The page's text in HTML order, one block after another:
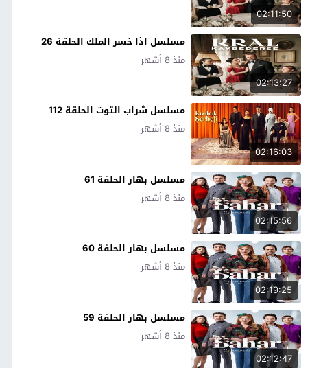
02:11:50
02:13:27
مسلسل اذا خسر الملك الحلقة 26
منذ 8 أشهر
02:16:03
مسلسل شراب التوت الحلقة 112
منذ 8 أشهر
02:15:56
مسلسل بهار الحلقة 61
منذ 8 أشهر
02:19:25
مسلسل بهار الحلقة 60
منذ 8 أشهر
02:12:47
مسلسل بهار الحلقة 59
منذ 8 أشهر